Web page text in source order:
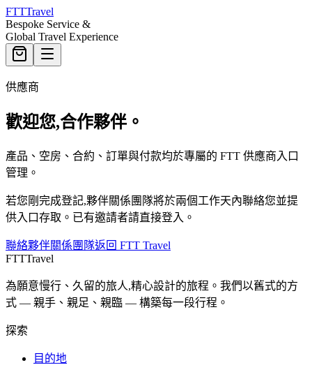
FTTTravel
Bespoke Service &
Global Travel Experience
供應商
歡迎您,合作夥伴。
產品、空房、合約、訂單與付款均於專屬的 FTT 供應商入口
管理。
若您剛完成登記,夥伴關係團隊將於兩個工作天內聯絡您並提
供入口存取。已有邀請者請直接登入。
聯絡夥伴關係團隊返回 FTT Travel
FTTTravel
為願意慢行、久留的旅人,精心設計的旅程。我們以舊式的方
式 — 親手、親足、親臨 — 構築每一段行程。
探索
目的地